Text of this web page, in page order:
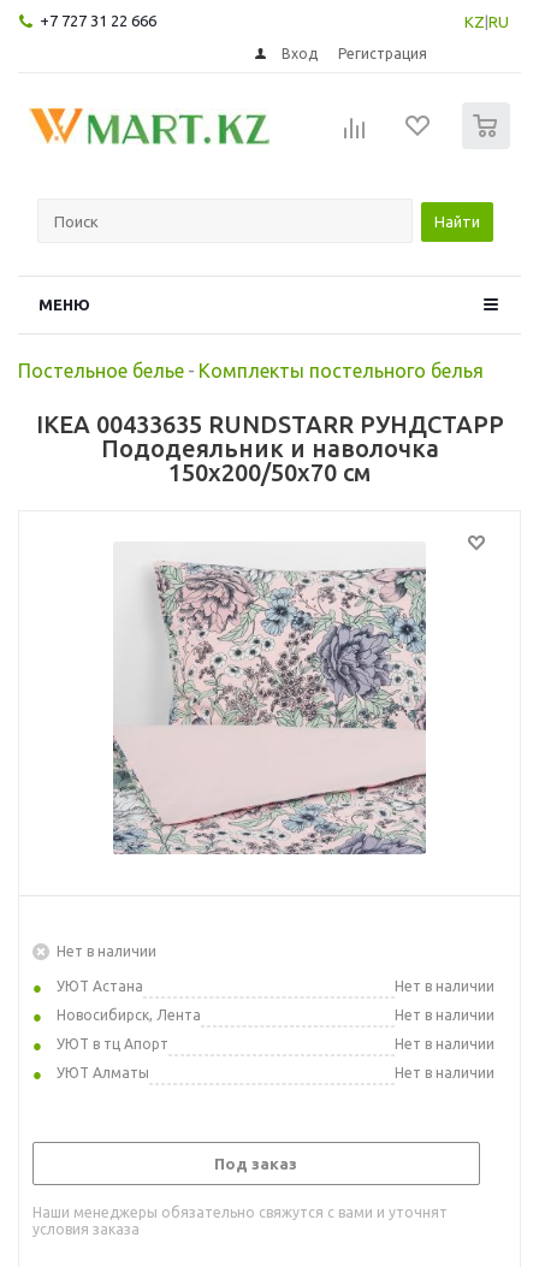
+7 727 31 22 666 KZ RU
Вход Регистрация
Найти
МЕНЮ
Постельное белье - Комплекты постельного белья
IKEA 00433635 RUNDSTARR РУНДСТАРР
Пододеяльник и наволочка
150x200/50x70 см
Нет в наличии
УЮТ Астана
Нет в наличии
Новосибирск, Лента
Нет в наличии
УЮТ в тц Апорт
Нет в наличии
УЮТ Алматы
Нет в наличии
Под заказ
Наши менеджеры обязательно свяжутся с вами и уточнят
условия заказа